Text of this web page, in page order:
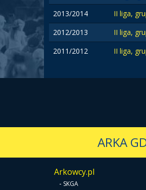
2013/2014
II liga,
2012/2013
II liga,
2011/2012
II liga,
ARKA
Arkowcy.pl
- SKGA